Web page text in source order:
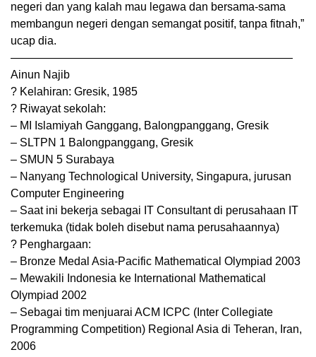
negeri dan yang kalah mau legawa dan bersama-sama
membangun negeri dengan semangat positif, tanpa fitnah,”
ucap dia.
—————————————————————————
Ainun Najib
? Kelahiran: Gresik, 1985
? Riwayat sekolah:
– MI Islamiyah Ganggang, Balongpanggang, Gresik
– SLTPN 1 Balongpanggang, Gresik
– SMUN 5 Surabaya
– Nanyang Technological University, Singapura, jurusan
Computer Engineering
– Saat ini bekerja sebagai IT Consultant di perusahaan IT
terkemuka (tidak boleh disebut nama perusahaannya)
? Penghargaan:
– Bronze Medal Asia-Pacific Mathematical Olympiad 2003
– Mewakili Indonesia ke International Mathematical
Olympiad 2002
– Sebagai tim menjuarai ACM ICPC (Inter Collegiate
Programming Competition) Regional Asia di Teheran, Iran,
2006